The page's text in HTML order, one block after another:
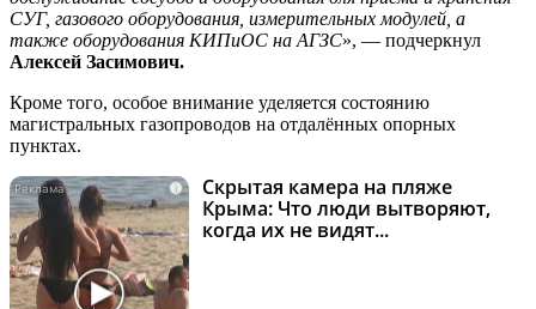
СУГ, газового оборудования, измерительных модулей, а
также оборудования КИПиОС на АГЗС», — подчеркнул
Алексей Засимович.
Кроме того, особое внимание уделяется состоянию
магистральных газопроводов на отдалённых опорных
пунктах.
i
Скрытая камера на пляже
Крыма: Что люди вытворяют,
когда их не видят...